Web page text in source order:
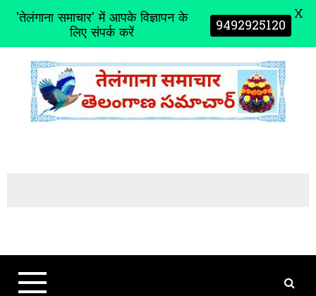
t
'तेलंगाना समाचार' में आपके विज्ञापन के
लिए संपर्क करें 9492925120 X